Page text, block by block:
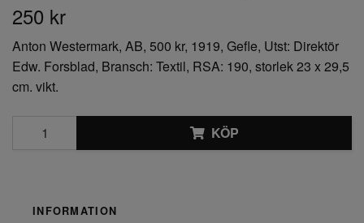
250 kr
Anton Westermark, AB, 500 kr, 1919, Gefle, Utst: Direktör
Edw. Forsblad, Bransch: Textil, RSA: 190, storlek 23 x 29,5
cm. vikt.
KÖP
INFORMATION